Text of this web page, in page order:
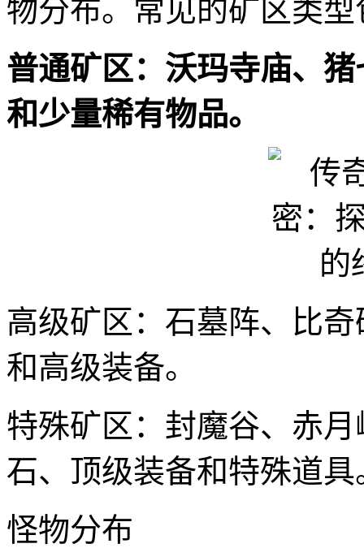
物分布。常见的矿区类型
普通矿区：沃玛寺庙、
和少量稀有物品。
高级矿区：石墓阵、比
和高级装备。
特殊矿区：封魔谷、赤
石、顶级装备和特殊道具
怪物分布